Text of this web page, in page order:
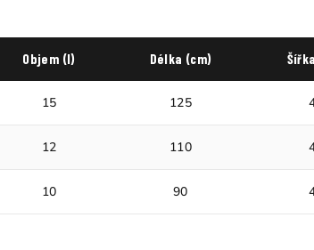
Objem (l) Délka (cm)
15 125
12 110
10 90